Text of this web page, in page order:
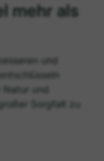
mehr als
und
und
Sorgfalt zu